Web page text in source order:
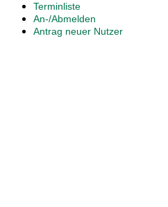
Terminliste
An-/Abmelden
Antrag neuer Nutzer